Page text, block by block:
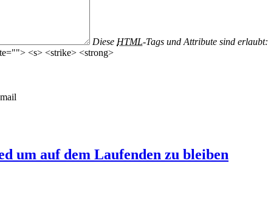
Diese HTML-Tags und Attribute sind erlaubt:
<s> <strike> <strong>
um auf dem Laufenden zu bleiben